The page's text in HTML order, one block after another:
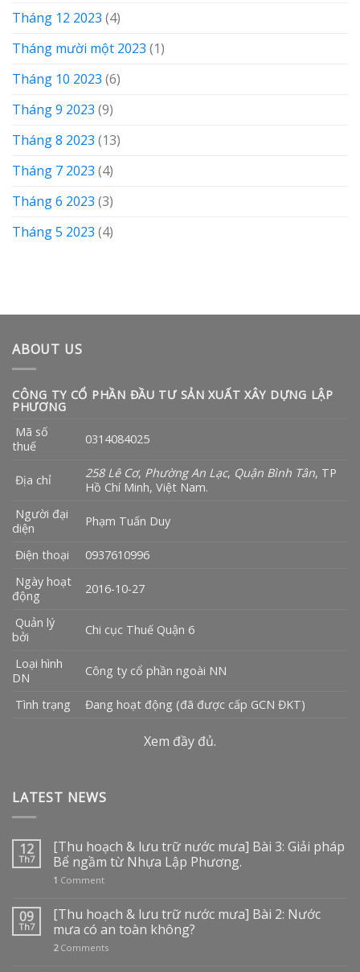
Tháng 12 2023 (4)
Tháng mười một 2023 (1)
Tháng 10 2023 (6)
Tháng 9 2023 (9)
Tháng 8 2023 (13)
Tháng 7 2023 (4)
Tháng 6 2023 (3)
Tháng 5 2023 (4)
ABOUT US
CÔNG TY CỔ PHẦN ĐẦU TƯ SẢN XUẤT XÂY DỰNG LẬP
PHƯƠNG
Mã số
thuế
0314084025
Địa chỉ 258 Lê Cơ, Phường An Lạc, Quận Bình Tân, TP
Hồ Chí Minh, Việt Nam.
Người đại
diện
Phạm Tuấn Duy
Điện thoại
0937610996
Ngày hoạt
động
2016-10-27
Quản lý
bởi
Chi cục Thuế Quận 6
Loại hình
DN
Công ty cổ phần ngoài NN
Tình trạng Đang hoạt động (đã được cấp GCN ĐKT)
Xem đầy đủ.
LATEST NEWS
12
Th7
[Thu hoạch & lưu trữ nước mưa] Bài 3: Giải pháp
Bể ngầm từ Nhựa Lập Phương.
1 Comment
09
Th7
[Thu hoạch & lưu trữ nước mưa] Bài 2: Nước
mưa có an toàn không?
2Comments